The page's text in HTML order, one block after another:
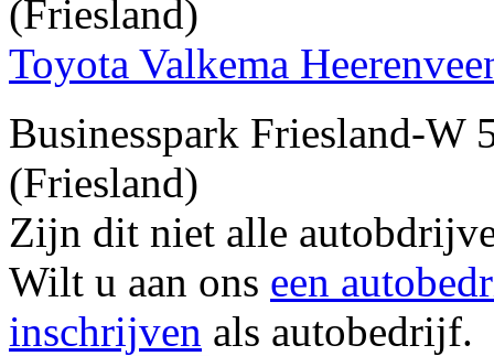
(Friesland)
Toyota Valkema
Businesspark Friesland-
(Friesland)
Zijn dit niet alle
Wilt u aan ons een
inschrijven als autobedrijf.